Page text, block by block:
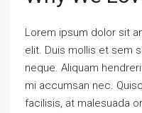
Lorem ipsum dolor sit
elit. Duis mollis et sem
neque. Aliquam
mi accumsan nec.
facilisis, at malesuada